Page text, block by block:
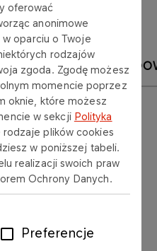
oferować
anonimowe
oparciu o Twoje
rodzajów
zgoda. Zgodę możesz
momencie poprzez
oknie, które możesz
w sekcji Polityka
plików cookies
w poniższej tabeli.
realizacji swoich praw
Ochrony Danych.
Preferencje
OLEJU